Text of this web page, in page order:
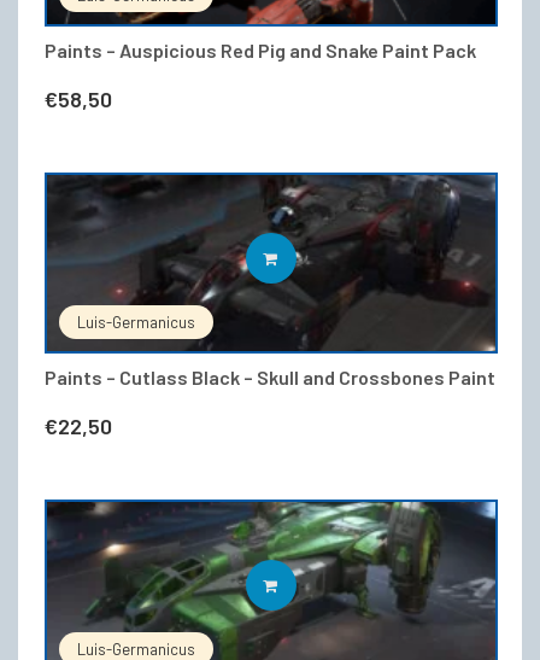
Paints – Auspicious Red Pig and Snake Paint Pack
€58,50
Luis-Germanicus
Paints – Cutlass Black – Skull and Crossbones Paint
€22,50
IN DEN WARENKORB
Luis-Germanicus
IN DEN WARENKORB